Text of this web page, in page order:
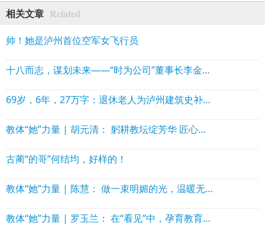
相关文章 Related
帅！她是泸州首位空军女飞行员
十八而志，谋划未来——“时为公司”董事长李金龙受邀参加第五届造价师节并分享经验
69岁，6年，27万字：退休老人为泸州建筑史补上珍贵拼图
教体“她”力量 | 胡元清： 躬耕教坛绽芳华 匠心培育结硕果
古蔺“的哥”何结均，好样的！
教体“她”力量 | 陈慧： 做一束明媚的光，温暖无数童年
教体“她”力量 | 罗玉兰： 在“看见”中，孕育教育的“幸福力”